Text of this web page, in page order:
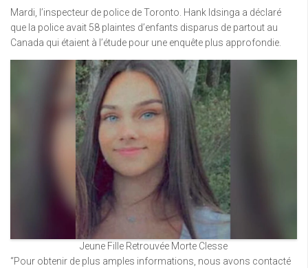
Mardi, l’inspecteur de police de Toronto. Hank Idsinga a déclaré
que la police avait 58 plaintes d’enfants disparus de partout au
Canada qui étaient à l’étude pour une enquête plus approfondie.
Jeune Fille Retrouvée Morte Clesse
“Pour obtenir de plus amples informations, nous avons contacté